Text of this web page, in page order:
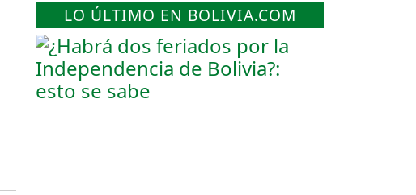
LO ÚLTIMO EN BOLIVIA.COM